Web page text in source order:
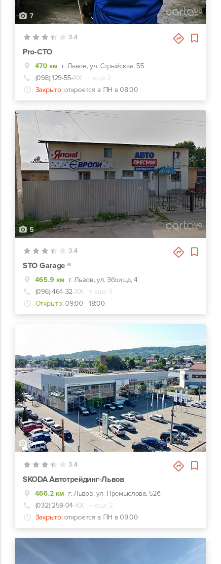
7
3.4
Pro-СТО
470 км г. Львов, ул. Стрыйская, 55
(098) 129-55-ХХ
+ еще 2
Закрыто: откроется в ПН в 08:00
5
3.4
STO Garage ®
465.9 км г. Львов, ул. Збоища, 4
(096) 464-32-ХХ
+ еще 4
Открыто: 09:00 - 18:00
9
3.4
SKODA Автотрейдинг-Львов
466.2 км г. Львов, ул. Промыслова, 52б
(032) 259-04-ХХ
+ еще 2
Закрыто: откроется в ПН в 09:00